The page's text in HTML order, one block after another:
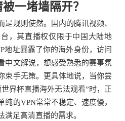
一堵墙隔开？
是规则使然。国内的腾讯视频、
，其直播权仅限于中国大陆地
地址暴露了你的海外身份，访问
中文解说，想感受熟悉的赛事氛
束手无策。更具体地说，当你尝
界杯直播海外无法观看”时，正
纯的VPN常常不稳定、速度慢，
足高清直播的需求。